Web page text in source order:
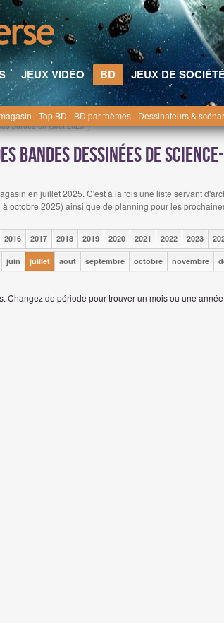
JEUX VIDÉO BD
JEUX DE
Top BD BD par thèmes Dessinateurs &
parues en juillet 2025
bandes dessinées de
en juillet 2025. C'est à la fois une liste servant
octobre 2025) ainsi que de planning pour les
2016 2017 2018 2019 2020 2021 2022 2023
juin juillet août septembre octobre novembre
Changez de période pour trouver un mois ou une